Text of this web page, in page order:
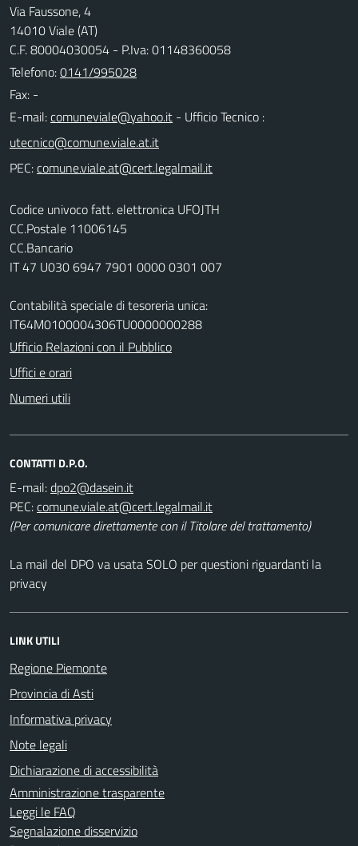
Via Faussone, 4
14010 Viale (AT)
C.F. 80004030054 - P.Iva: 01148360058
Telefono:0141/995028
Fax: -
E-mail:
- Ufficio Tecnico :
PEC:
Codice univoco fatt. elettronica UFOJTH
CC.Postale 11006145
CC.Bancario
IT 47 U030 6947 7901 0000 0301 007
Contabilità speciale di tesoreria unica:
IT64M0100004306TU0000000288
Ufficio Relazioni con il Pubblico
Uffici e orari
Numeri utili
CONTATTI D.P.O.
E-mail:
PEC:
(Per comunicare direttamente con il Titolare del trattamento)
La mail del DPO va usata SOLO per questioni riguardanti la
privacy
LINK UTILI
Regione Piemonte
Provincia di Asti
Informativa privacy
Note legali
Dichiarazione di accessibilità
Amministrazione trasparente
Leggi le FAQ
Segnalazione disservizio